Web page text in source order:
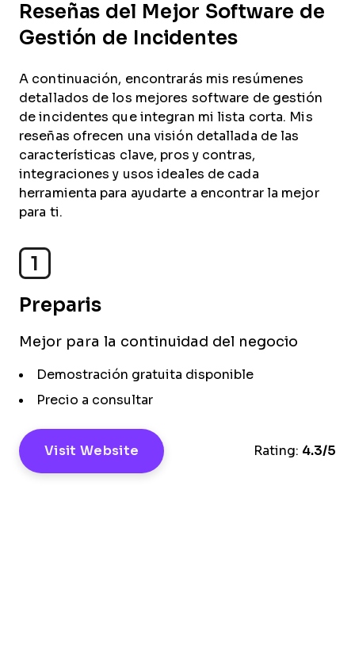
Reseñas del Mejor Software de
Gestión de Incidentes
A continuación, encontrarás mis resúmenes
detallados de los mejores software de gestión
de incidentes que integran mi lista corta. Mis
reseñas ofrecen una visión detallada de las
características clave, pros y contras,
integraciones y usos ideales de cada
herramienta para ayudarte a encontrar la mejor
para ti.
1
Preparis
Mejor para la continuidad del negocio
Demostración gratuita disponible
Precio a consultar
Visit Website Rating: 4.3/5